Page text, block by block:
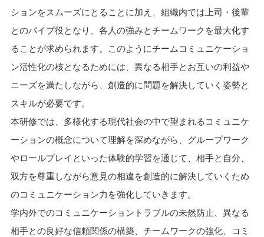
ションをスムーズにとることに加え、組織内では上司・後輩
とのパイプ役となり、各人の強みとチームワークを最大化す
ることが求められます。このようにチームコミュニケーショ
ン活性化の核となるためには、異なる相手とお互いの利益や
ニーズを満たしながら、創造的に問題を解決していく姿勢と
スキルが必要です。
本研修では、多様化する現代社会の中で望まれるコミュニケ
ーションの概念について理解を深めながら、グループワーク
やロールプレイといった体験的学習を通じて、相手と自分、
双方を尊重しながら意見の相違を創造的に解決していくため
のコミュニケーション力を強化していきます。
学内外でのコミュニケーショントラブルの未然防止、異なる
相手との良好な信頼関係の構築、チームワークの強化、コミ